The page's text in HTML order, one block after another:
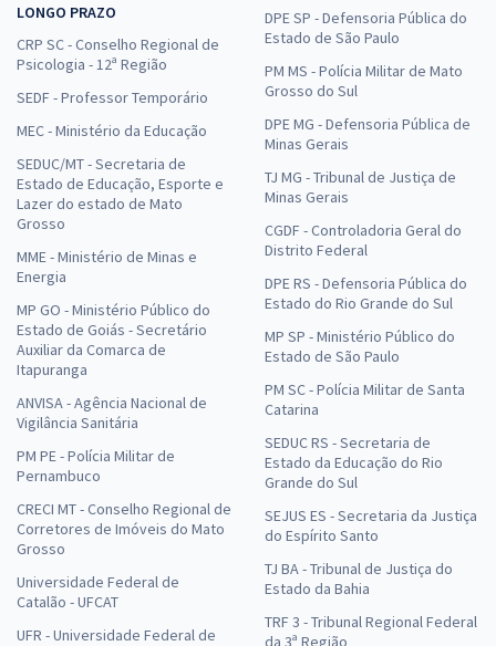
LONGO PRAZO
CRP SC - Conselho Regional de
Psicologia - 12ª Região
SEDF - Professor Temporário
MEC - Ministério da Educação
SEDUC/MT - Secretaria de
Estado de Educação, Esporte e
Lazer do estado de Mato
Grosso
MME - Ministério de Minas e
Energia
MP GO - Ministério Público do
Estado de Goiás - Secretário
Auxiliar da Comarca de
Itapuranga
ANVISA - Agência Nacional de
Vigilância Sanitária
PM PE - Polícia Militar de
Pernambuco
CRECI MT - Conselho Regional de
Corretores de Imóveis do Mato
Grosso
Universidade Federal de
Catalão - UFCAT
UFR - Universidade Federal de
DPE SP - Defensoria Pública do
Estado de São Paulo
PM MS - Polícia Militar de Mato
Grosso do Sul
DPE MG - Defensoria Pública de
Minas Gerais
TJ MG - Tribunal de Justiça de
Minas Gerais
CGDF - Controladoria Geral do
Distrito Federal
DPE RS - Defensoria Pública do
Estado do Rio Grande do Sul
MP SP - Ministério Público do
Estado de São Paulo
PM SC - Polícia Militar de Santa
Catarina
SEDUC RS - Secretaria de
Estado da Educação do Rio
Grande do Sul
SEJUS ES - Secretaria da Justiça
do Espírito Santo
TJ BA - Tribunal de Justiça do
Estado da Bahia
TRF 3 - Tribunal Regional Federal
da 3ª Região